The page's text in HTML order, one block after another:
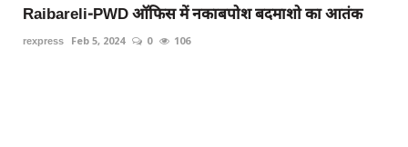
Raibareli-PWD ऑफिस में नकाबपोश बदमाशो का आतंक
rexpress Feb 5, 2024 0 106